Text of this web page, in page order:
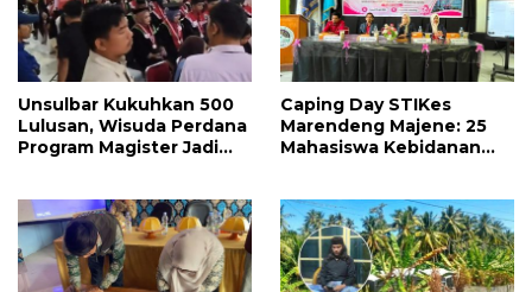
Unsulbar Kukuhkan 500
Lulusan, Wisuda Perdana
Program Magister Jadi
Caping Day STIKes
Marendeng Majene: 25
Mahasiswa Kebidanan